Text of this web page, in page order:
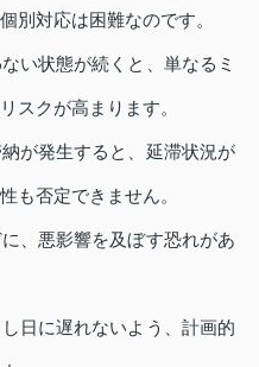
別対応は困難なのです。
い状態が続くと、単なるミ
スクが高まります。
が発生すると、延滞状況が
も否定できません。
、悪影響を及ぼす恐れがあ
日に遅れないよう、計画的